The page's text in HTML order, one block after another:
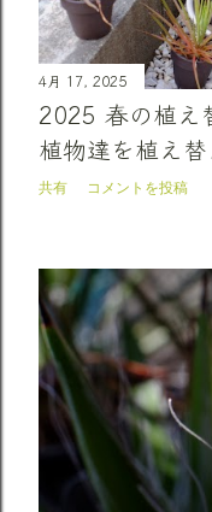
4月 17, 2025
2025 春の植え
植物達を植え替
共有 コメントを投稿